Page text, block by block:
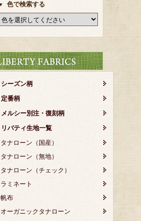
色で検索する
シーズン柄
定番柄
メルシー別注・復刻柄
リバティ生地一覧
タナローン（国産）
タナローン（無地）
タナローン（チェック）
ラミネート
帆布
オーガニックタナローン